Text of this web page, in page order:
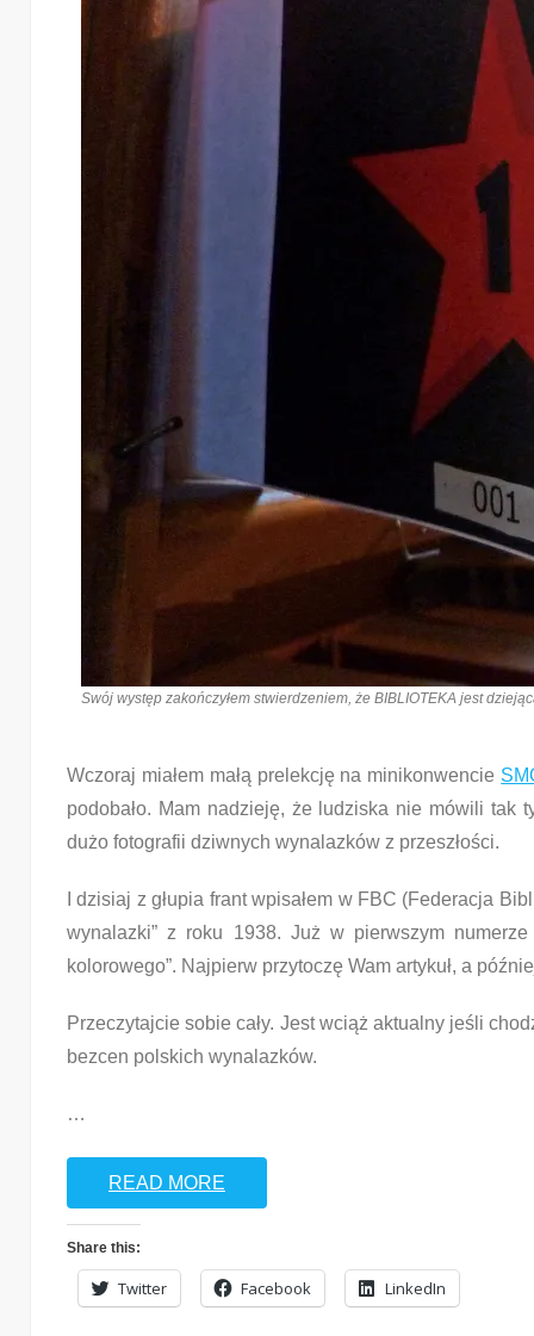
Swój występ zakończyłem stwierdzeniem, że BIBLIOTEKA jest
Wczoraj miałem małą prelekcję na minikonwencie
podobało. Mam nadzieję, że ludziska nie mówili tak
dużo fotografii dziwnych wynalazków z przeszłości.
I dzisiaj z głupia frant wpisałem w FBC (Federacja
wynalazki” z roku 1938. Już w pierwszym
kolorowego”. Najpierw przytoczę Wam artykuł, a
Przeczytajcie sobie cały. Jest wciąż aktualny jeśli
bezcen polskich wynalazków.
…
READ MORE
Share this:
Twitter Facebook LinkedIn